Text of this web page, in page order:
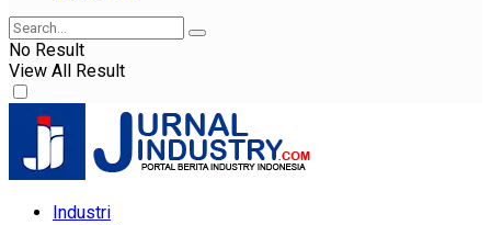
No Result
View All Result
Industri